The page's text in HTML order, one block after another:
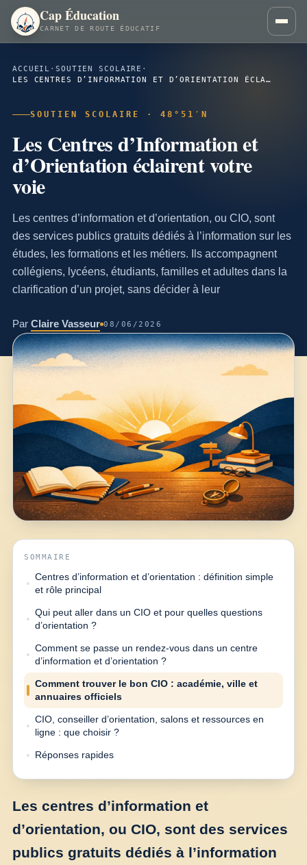
Cap Éducation
CARNET DE ROUTE ÉDUCATIF
ACCUEIL ·SOUTIEN SCOLAIRE ·
LES CENTRES D’INFORMATION ET D’ORIENTATION ÉCLAIRENT VOTRE VOIE
SOUTIEN SCOLAIRE · 48°51′N
Les Centres d’Information et
d’Orientation éclairent votre
voie
Les centres d’information et d’orientation, ou CIO, sont
des services publics gratuits dédiés à l’information sur les
études, les formations et les métiers. Ils accompagnent
collégiens, lycéens, étudiants, familles et adultes dans la
clarification d’un projet, sans décider à leur
Par Claire Vasseur 08/06/2026
SOMMAIRE
Centres d’information et d’orientation : définition simple
et rôle principal
Qui peut aller dans un CIO et pour quelles questions
d’orientation ?
Comment se passe un rendez-vous dans un centre
d’information et d’orientation ?
Comment trouver le bon CIO : académie, ville et
annuaires officiels
CIO, conseiller d’orientation, salons et ressources en
ligne : que choisir ?
Réponses rapides
Les centres d’information et
d’orientation, ou CIO, sont des services
publics gratuits dédiés à l’information